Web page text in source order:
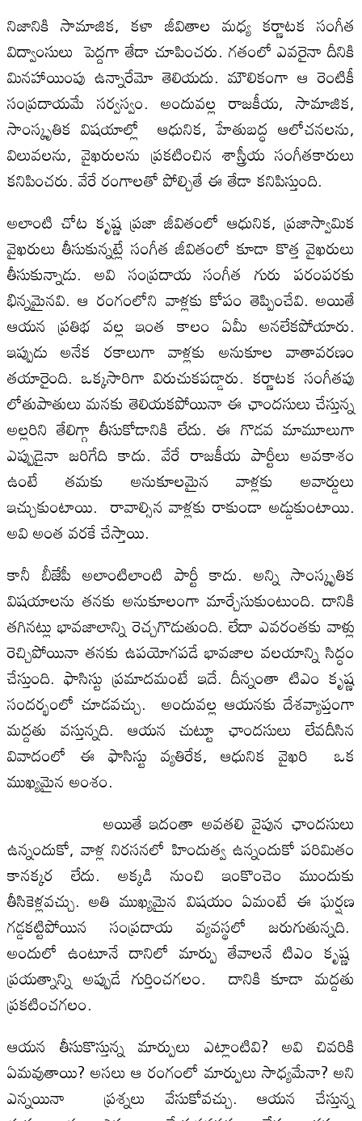
నిజానికి సామాజిక, కళా జీవితాల మధ్య కర్ణాటక సంగీత
విద్వాంసులు పెద్దగా తేడా చూపించరు. గతంలో ఎవరైనా దీనికి
మినహాయింపు ఉన్నారేమో తెలియదు. మౌలికంగా ఆ రెంటికీ
సంప్రదాయమే సర్వస్వం. అందువల్ల రాజకీయ, సామాజిక,
సాంస్కృతిక విషయాల్లో ఆధునిక, హేతుబద్ధ ఆలోచనలను,
విలువలను, వైఖరులను ప్రకటించిన శాస్త్రీయ సంగీతకారులు
కనిపించరు. వేరే రంగాలతో పోల్చితే ఈ తేడా కనిపిస్తుంది.
అలాంటి చోట కృష్ణ ప్రజా జీవితంలో ఆధునిక, ప్రజాస్వామిక
వైఖరులు తీసుకున్నట్లే సంగీత జీవితంలో కూడా కొత్త వైఖరులు
తీసుకున్నాడు. అవి సంప్రదాయ సంగీత గురు పరంపరకు
భిన్నమైనవి. ఆ రంగంలోని వాళ్లకు కోపం తెప్పించేవి. అయితే
ఆయన ప్రతిభ వల్ల ఇంత కాలం ఏమీ అనలేకపోయారు.
ఇప్పుడు అనేక రకాలుగా వాళ్లకు అనుకూల వాతావరణం
తయారైంది. ఒక్కసారిగా విరుచుకపడ్డారు. కర్ణాటక సంగీతపు
లోతుపాతులు మనకు తెలియకపోయినా ఈ ఛాందసులు చేస్తున్న
అల్లరిని తేలిగ్గా తీసుకోడానికి లేదు. ఈ గొడవ మామూలుగా
ఎప్పుడైనా జరిగేది కాదు. వేరే రాజకీయ పార్టీలు అవకాశం
ఉంటే తమకు అనుకూలమైన వాళ్లకు అవార్డులు
ఇచ్చుకుంటాయి. రావాల్సిన వాళ్లకు రాకుండా అడ్డుకుంటాయి.
అవి అంత వరకే చేస్తాయి.
కానీ బీజేపీ అలాంటిలాంటి పార్టీ కాదు. అన్ని సాంస్కృతిక
విషయాలను తనకు అనుకూలంగా మార్చేసుకుంటుంది. దానికి
తగినట్లు భావజాలాన్ని రెచ్చగొడుతుంది. లేదా ఎవరంతకు వాళ్లు
రెచ్చిపోయినా తనకు ఉపయోగపడే భావజాల వలయాన్ని సిద్ధం
చేస్తుంది. ఫాసిస్టు ప్రమాదమంటే ఇదే. దీన్నంతా టిఎం కృష్ణ
సందర్భంలో చూడవచ్చు. అందువల్ల ఆయనకు దేశవ్యాప్తంగా
మద్దతు వస్తున్నది. ఆయన చుట్టూ ఛాందసులు లేవదీసిన
వివాదంలో ఈ ఫాసిస్టు వ్యతిరేక, ఆధునిక వైఖరి ఒక
ముఖ్యమైన అంశం.
అయితే ఇదంతా అవతలి వైపున ఛాందసులు
ఉన్నందుకో, వాళ్ల నిరసనలో హిందుత్వ ఉన్నందుకో పరిమితం
కానక్కర లేదు. అక్కడి నుంచి ఇంకొంచెం ముందుకు
తీసికెళ్లవచ్చు. అతి ముఖ్యమైన విషయం ఏమంటే ఈ ఘర్షణ
గడ్డకట్టిపోయిన సంప్రదాయ వ్యవస్థలో జరుగుతున్నది.
అందులో ఉంటూనే దానిలో మార్పు తేవాలనే టిఎం కృష్ణ
ప్రయత్నాన్ని అప్పుడే గుర్తించగలం. దానికి కూడా మద్దతు
ప్రకటించగలం.
ఆయన తీసుకొస్తున్న మార్పులు ఎట్లాంటివి? అవి చివరికి
ఏమవుతాయి? అసలు ఆ రంగంలో మార్పులు సాధ్యమేనా? అని
ఎన్నయినా ప్రశ్నలు వేసుకోవచ్చు. ఆయన చేస్తున్న